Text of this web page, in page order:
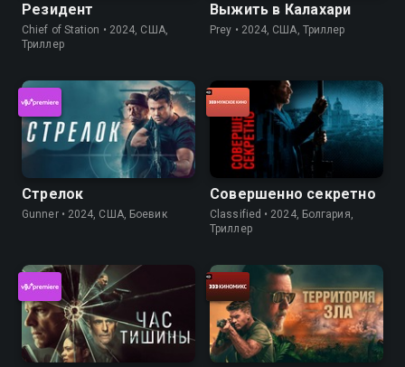
Резидент
Chief of Station • 2024, США,
Триллер
Выжить в Калахари
Prey • 2024, США, Триллер
Стрелок
Gunner • 2024, США, Боевик
Совершенно секретно
Classified • 2024, Болгария,
Триллер